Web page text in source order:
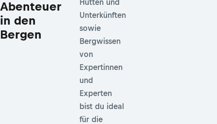
Abenteuer
in den
Bergen
Hütten und
Unterkünften
sowie
Bergwissen
von
Expertinnen
und
Experten
bist du ideal
für die